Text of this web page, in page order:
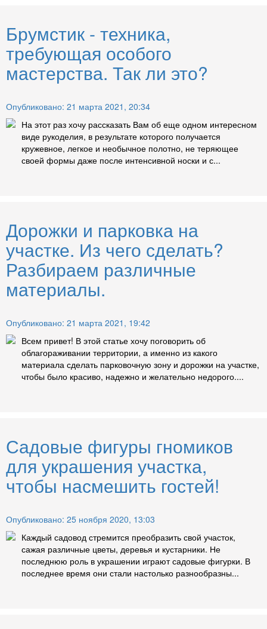
Брумстик - техника,
требующая особого
мастерства. Так ли это?
Опубликовано: 21 марта 2021, 20:34
На этот раз хочу рассказать Вам об еще одном интересном
виде рукоделия, в результате которого получается
кружевное, легкое и необычное полотно, не теряющее
своей формы даже после интенсивной носки и с...
Дорожки и парковка на
участке. Из чего сделать?
Разбираем различные
материалы.
Опубликовано: 21 марта 2021, 19:42
Всем привет! В этой статье хочу поговорить об
облагораживании территории, а именно из какого
материала сделать парковочную зону и дорожки на участке,
чтобы было красиво, надежно и желательно недорого....
Садовые фигуры гномиков
для украшения участка,
чтобы насмешить гостей!
Опубликовано: 25 ноября 2020, 13:03
Каждый садовод стремится преобразить свой участок,
сажая различные цветы, деревья и кустарники. Не
последнюю роль в украшении играют садовые фигурки. В
последнее время они стали настолько разнообразны...